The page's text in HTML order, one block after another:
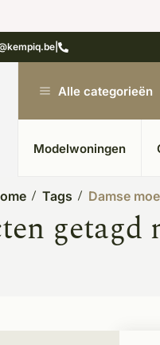
Unieke materialen in
Alle categorieën
Modelwoningen
Tags Damse
getagd